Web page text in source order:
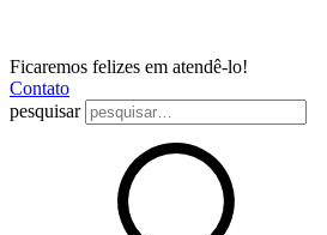
Ficaremos felizes em atendê-lo!
Contato
pesquisar